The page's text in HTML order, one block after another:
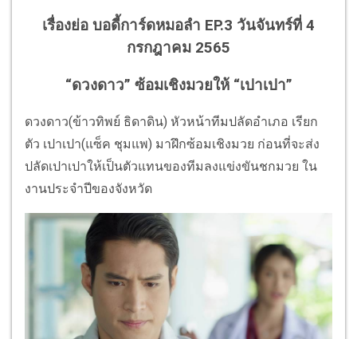
เรื่องย่อ บอดี้การ์ดหมอลำ EP.3 วันจันทร์ที่ 4
กรกฎาคม 2565
“ดวงดาว” ซ้อมเชิงมวยให้ “เปาเปา”
ดวงดาว(ข้าวทิพย์ ธิดาดิน) หัวหน้าทีมปลัดอำเภอ เรียก
ตัว เปาเปา(แซ็ค ชุมแพ) มาฝึกซ้อมเชิงมวย ก่อนที่จะส่ง
ปลัดเปาเปาให้เป็นตัวแทนของทีมลงแข่งขันชกมวย ใน
งานประจำปีของจังหวัด